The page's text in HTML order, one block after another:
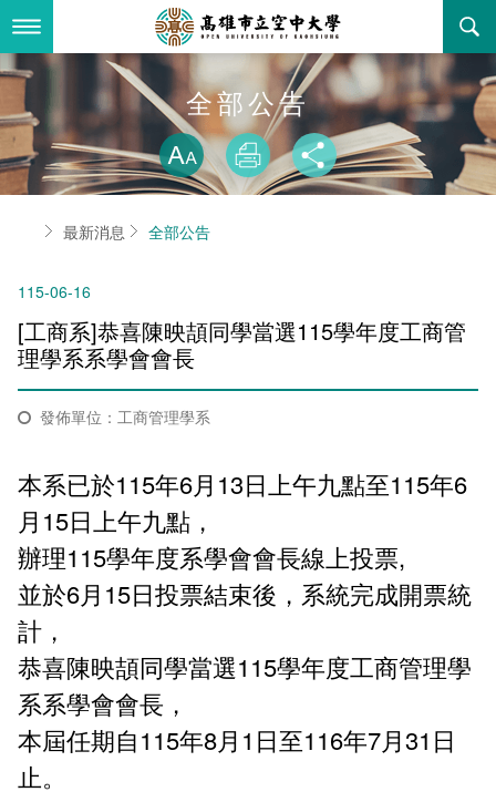
到
要
內最新消息
全部公告
教務公告
學系公告
行政公告
活動研習
招標徵才
新聞媒體專區
校園行事曆
報名系統
線上報名
線上報名查詢
關於本校
空大簡介
立案證明
空大校史
空大有利的學習條件
組織架構
本校位置
空大校刊
資訊圖像化專區
校內分機(pdf)
影音資訊
行政單位
行政單位簡介
我們的校長
校長室
教務處註冊組
學習指導中心
輔導處
研發處
秘書處事務組
秘書處出納組
秘書處文書組
學術單位
學術單位簡介
通識教育中心
工商管理學系
大眾傳播學系
外國語文學系
文化藝術學系
科技管理學系
健康管理與促進學系
主題網站
其他好站
國內外開放課程
校務資訊
招生資訊
校務系統
課程大綱
網路教學 3.0 (111-2學期啟用)
校園行事曆
校內系統
資訊服務線上報修系統
會計預警及請購系統
教室‧會議室預約系統
問卷調查
法令規章
書表下載
政府公開資訊
常見問答
全部公告
略過字型切
放大
列印 分享
首頁最新消息 全部公告
115-06-16
[工商系]恭喜陳映頡同學當選115學年度工商管
理學系系學會會長
發佈單位：工商管理學系
本系已於115年6月13日上午九點至115年6
月15日上午九點，
辦理115學年度系學會會長線上投票,
並於6月15日投票結束後，系統完成開票統
計，
恭喜陳映頡同學當選115學年度工商管理學
系系學會會長，
本屆任期自115年8月1日至116年7月31日
止。